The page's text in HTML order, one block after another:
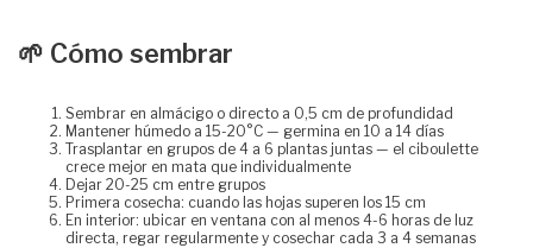
🌱 Cómo sembrar
Sembrar en almácigo o directo a 0,5 cm de profundidad
Mantener húmedo a 15-20°C — germina en 10 a 14 días
Trasplantar en grupos de 4 a 6 plantas juntas — el ciboulette
crece mejor en mata que individualmente
Dejar 20-25 cm entre grupos
Primera cosecha: cuando las hojas superen los 15 cm
En interior: ubicar en ventana con al menos 4-6 horas de luz
directa, regar regularmente y cosechar cada 3 a 4 semanas